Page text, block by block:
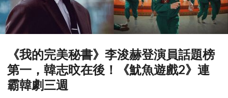
《我的完美秘書》李浚赫登演員話題榜
第一，韓志旼在後！《魷魚遊戲2》連
霸韓劇三週